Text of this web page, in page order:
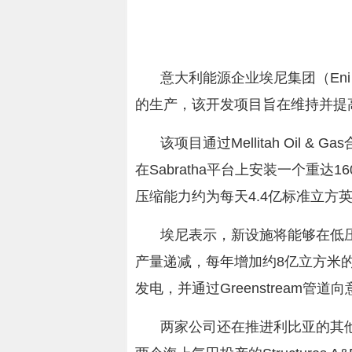
意大利能源企业埃尼集团（
的生产，该开发项目旨在维持并
该项目通过Mellitah Oil & Gas
在Sabratha平台上安装一个重达
压缩能力约为每天4.4亿标准立方
埃尼表示，新设施将能够在低
产量递减，每年增加约8亿立方米
发电，并通过Greenstream管道向
两家公司还在推进利比亚的